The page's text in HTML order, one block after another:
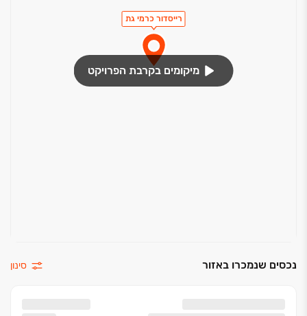
רייסדור כרמי גת
מיקומים בקרבת הפרויקט
נכסים שנמכרו באזור סינון